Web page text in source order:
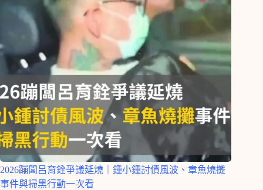
2026蹦闆呂育銓爭議延燒｜鍾小鍾討債風波、章魚燒攤
事件與掃黑行動一次看